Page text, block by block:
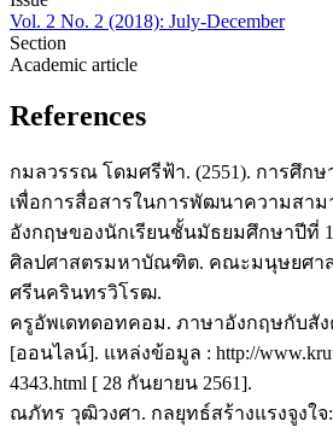
Vol. 2 No. 2 (2018): July-December
Section
Academic article
References
กมลวรรณ โดมศรีฟ้า. (2551). การศึก
เพื่อการสื่อสารในการพัฒนาความสา
อังกฤษของนักเรียนชั้นมัธยมศึกษาปีที่
ศิลปศาสตรมหาบัณฑิต. คณะมนุษยศา
ศรีนครินทรวิโรฒ.
ครูอัพเดทดอทคอม. ภาษาอังกฤษกับสั
[ออนไลน์]. แหล่งข้อมูล : http://
4343.html [ 28 กันยายน 2561].
ณภัทร วุฒิวงศา. กลยุทธ์สร้างแรงจูงใ